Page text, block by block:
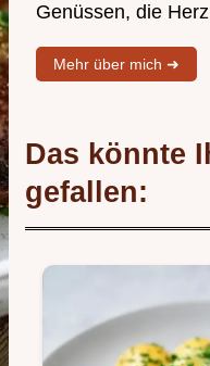
Genüssen, die
Mehr über mich ➜
Das könnte
gefallen: